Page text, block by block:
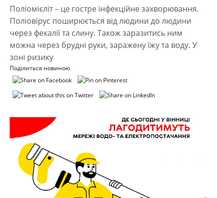
Поліомієліт – це гостре інфекційне захворювання.
Поліовірус поширюється від людини до людини
через фекалії та слину. Також заразитись ним
можна через брудні руки, заражену їжу та воду. У
зоні ризику
Поділиться новиною